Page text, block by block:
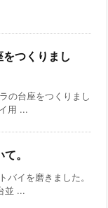
つくりまし
の台座をつくりまし
用 ...
。
バイを磨きました。
並 ...